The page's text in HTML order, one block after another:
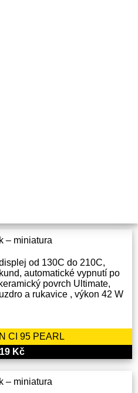
od 130C do 210C,
automatické vypnutí po
povrch Ultimate,
a rukavice , výkon 42 W
CI 95 PEARL
Kč